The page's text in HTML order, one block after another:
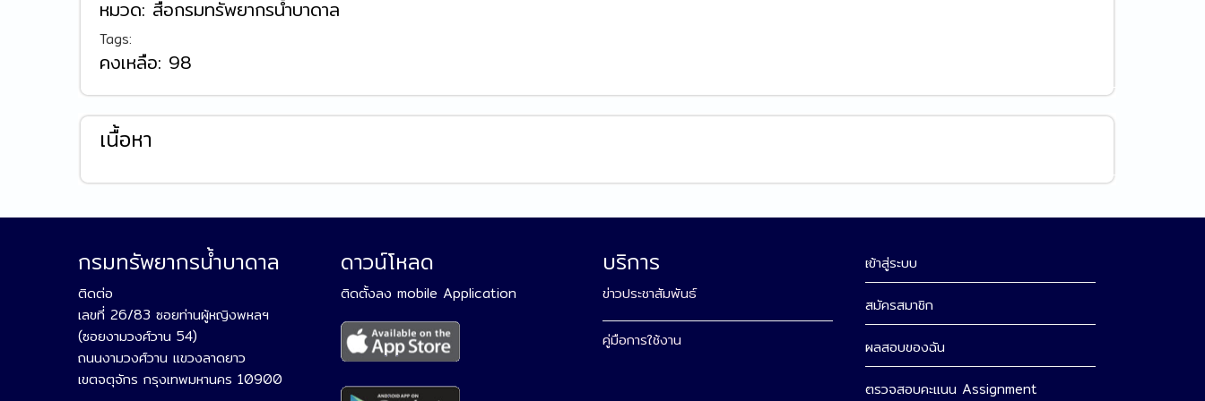
หมวด: สื่อกรมทรัพยากรน้ำบาดาล
Tags:
คงเหลือ: 98
เนื้อหา
กรมทรัพยากรน้ำบาดาล
ติดต่อ
เลขที่ 26/83 ซอยท่านผู้หญิงพหลฯ
(ซอยงามวงศ์วาน 54)
ถนนงามวงศ์วาน แขวงลาดยาว
เขตจตุจักร กรุงเทพมหานคร 10900
ดาวน์โหลด
ติดตั้งลง mobile Application
บริการ
ข่าวประชาสัมพันธ์
คู่มือการใช้งาน
เข้าสู่ระบบ
สมัครสมาชิก
ผลสอบของฉัน
ตรวจสอบคะแนน Assignment